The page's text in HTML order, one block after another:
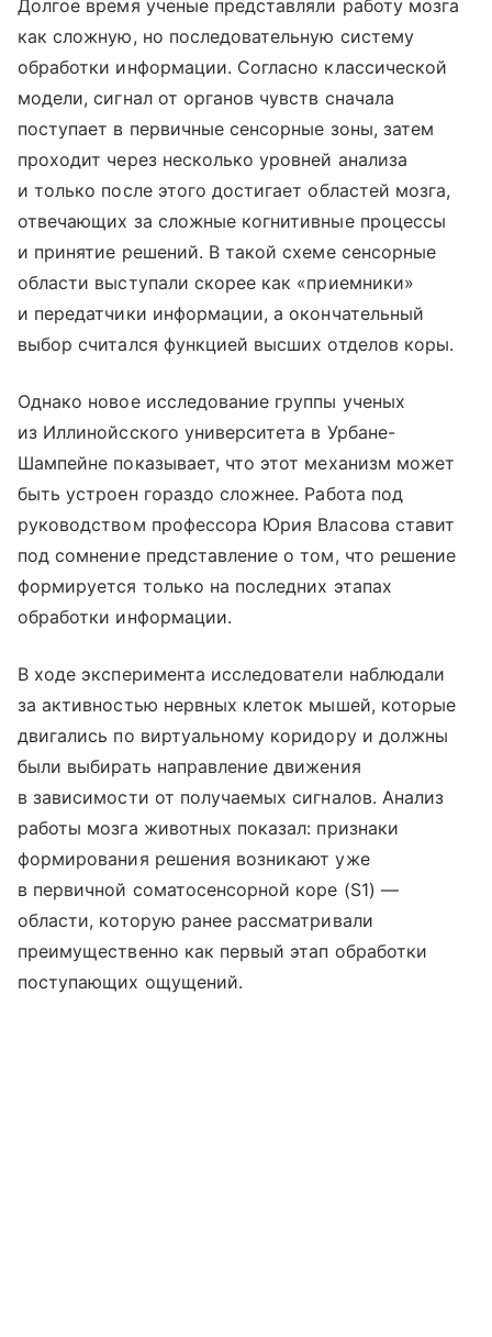
Долгое время ученые представляли работу мозга
как сложную, но последовательную систему
обработки информации. Согласно классической
модели, сигнал от органов чувств сначала
поступает в первичные сенсорные зоны, затем
проходит через несколько уровней анализа
и только после этого достигает областей мозга,
отвечающих за сложные когнитивные процессы
и принятие решений. В такой схеме сенсорные
области выступали скорее как «приемники»
и передатчики информации, а окончательный
выбор считался функцией высших отделов коры.
Однако новое исследование группы ученых
из Иллинойсского университета в Урбане-
Шампейне показывает, что этот механизм может
быть устроен гораздо сложнее. Работа под
руководством профессора Юрия Власова ставит
под сомнение представление о том, что решение
формируется только на последних этапах
обработки информации.
В ходе эксперимента исследователи наблюдали
за активностью нервных клеток мышей, которые
двигались по виртуальному коридору и должны
были выбирать направление движения
в зависимости от получаемых сигналов. Анализ
работы мозга животных показал: признаки
формирования решения возникают уже
в первичной соматосенсорной коре (S1) —
области, которую ранее рассматривали
преимущественно как первый этап обработки
поступающих ощущений.